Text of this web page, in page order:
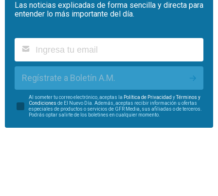
Las noticias explicadas de forma sencilla y directa para
entender lo más importante del día.
Regístrate a Boletín A.M.
Al someter tu correo electrónico, aceptas la Política de Privacidad y
Términos y
Condiciones de El Nuevo Día. Además, aceptas recibir información u ofertas
especiales de productos o servicios de GFR Media, sus afiliadas o de terceros.
Podrás optar salirte de los boletines en cualquier momento.